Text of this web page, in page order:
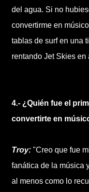
del agua. Si no
convertirme en
tablas de surf en una
rentando Jet Skies en
4.- ¿Quién fue el
convertirte en
Troy: "Creo que fue
fanática de la música
al menos como lo